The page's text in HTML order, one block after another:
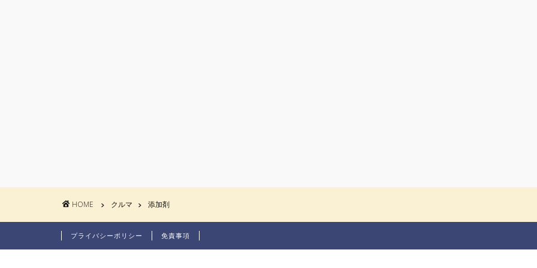
HOME クルマ 添加剤
プライバシーポリシー 免責事項